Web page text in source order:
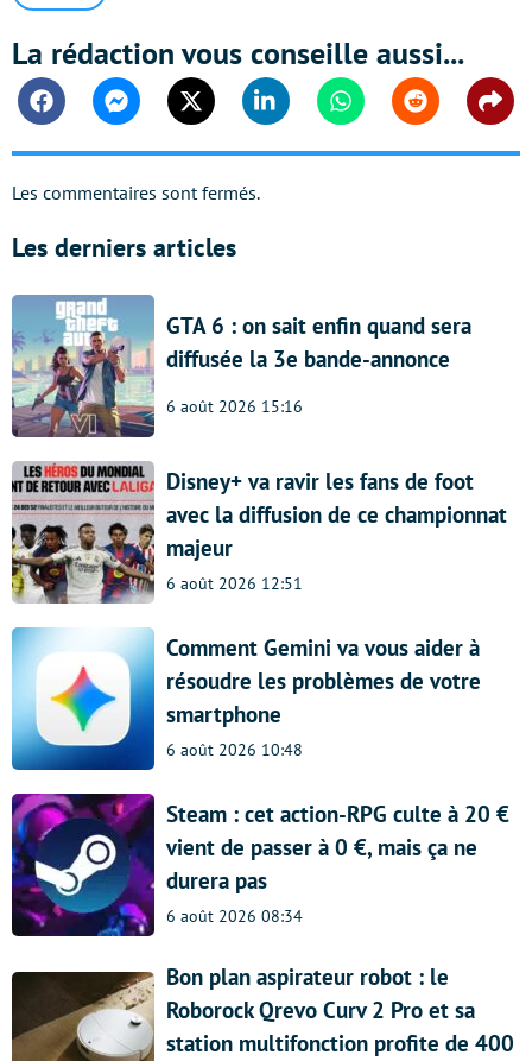
La rédaction vous conseille aussi...
FacebookMessengerTwitter Linkedin WhatsappReddit
Les commentaires sont fermés.
Les derniers articles
GTA 6 : on sait enfin quand sera
diffusée la 3e bande-annonce
6 août 2026 15:16
Disney+ va ravir les fans de foot
avec la diffusion de ce championnat
majeur
6 août 2026 12:51
Comment Gemini va vous aider à
résoudre les problèmes de votre
smartphone
6 août 2026 10:48
Steam : cet action-RPG culte à 20 €
vient de passer à 0 €, mais ça ne
durera pas
6 août 2026 08:34
Bon plan aspirateur robot : le
Roborock Qrevo Curv 2 Pro et sa
station multifonction profite de 400